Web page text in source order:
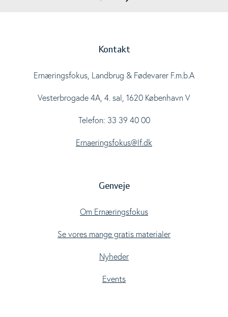
Kontakt
Ernæringsfokus, Landbrug & Fødevarer F.m.b.A
Vesterbrogade 4A, 4. sal, 1620 København V
Telefon: 33 39 40 00
Ernaeringsfokus@lf.dk
Genveje
Om Ernæringsfokus
Se vores mange gratis materialer
Nyheder
Events